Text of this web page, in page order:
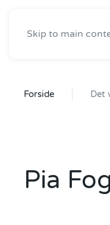
Skip to main
Forside Det
Pia